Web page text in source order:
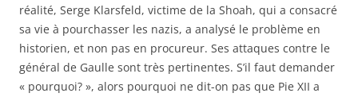
réalité, Serge Klarsfeld, victime de la Shoah, qui a consacré
sa vie à pourchasser les nazis, a analysé le problème en
historien, et non pas en procureur. Ses attaques contre le
général de Gaulle sont très pertinentes. S’il faut demander
« pourquoi? », alors pourquoi ne dit-on pas que Pie XII a